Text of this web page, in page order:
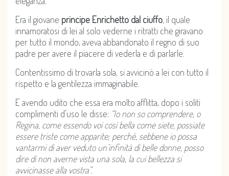
Era il giovane principe Enrichetto dal ciuffo, il quale
innamoratosi di lei al solo vederne i ritratti che giravano
per tutto il mondo, aveva abbandonato il regno di suo
padre per avere il piacere di vederla e di parlarle.
Contentissimo di trovarla sola, si avvicinò a lei con tutto il
rispetto e la gentilezza immaginabile.
E avendo udito che essa era molto afflitta, dopo i soliti
complimenti d’uso le disse: “Io non so comprendere, o
Regina, come essendo voi così bella come siete, possiate
essere triste come apparite; perché, sebbene io possa
vantarmi di aver veduto un’infinità di belle donne, posso
dire di non averne vista una sola, la cui bellezza si
avvicinasse alla vostra”.